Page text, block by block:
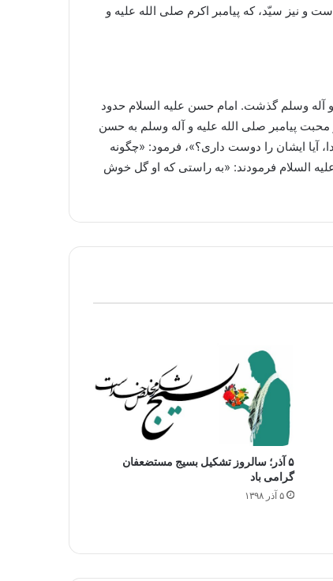
نیز سیّد، که پیامبر اکرم صلی الله علیه و
آله وسلم گذشت. امام حسن علیه السلام حدود
پیامبر صلی الله علیه و آله وسلم به حسن
آیا ایشان را دوست داری؟»، فرمود: «چگونه
السلام فرمودند: «به راستی که او گل خوش
۵ آذر؛ سالروز تشکیل بسیج مستضعفان
گرامی باد
۵ آذر ۱۳۹۸